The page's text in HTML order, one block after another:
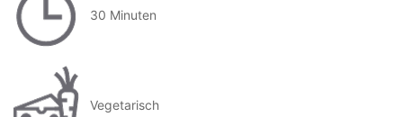
30 Minuten
Vegetarisch